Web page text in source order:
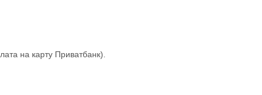
на карту Приватбанк).